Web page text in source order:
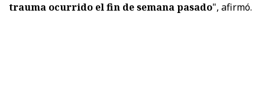
trauma ocurrido el fin de semana pasado", afirmó.